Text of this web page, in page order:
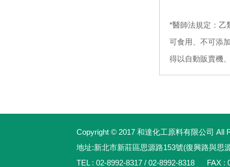
*醫師法規定：乙
可食用、不可添
得以自動販賣機
Copyright © 2017 和達化工原料有限公司 All
地址:新北市新莊區思源路153號(復興路與思
TEL : 02-8992-8317 / 02-8992-8318 FAX :